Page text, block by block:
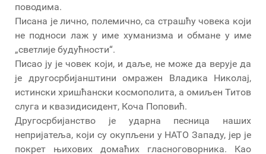
поводима.
Писана је лично, полемично, са страшћу човека који
не подноси лаж у име хуманизма и обмане у име
„светлије будућности“.
Писао ју је човек који, и даље, не може да верује да
је другосрбијанштини омражен Владика Николај,
истински хришћански космополита, а омиљен Титов
слуга и квазидисидент, Коча Поповић.
Другосрбијанство је ударна песница наших
непријатеља, који су окупљени у НАТО Западу, јер је
покрет њихових домаћих гласноговорника. Као